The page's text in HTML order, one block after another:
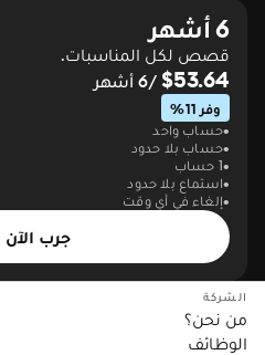
6 أشهر
قصص لكل المناسبات.
$53.64 /6 أشهر
وفر 11%
حساب واحد
حساب بلا حدود
1 حساب
استماع بلا حدود
إلغاء في أي وقت
جرب الآن
الشركة
من نحن؟
الوظائف